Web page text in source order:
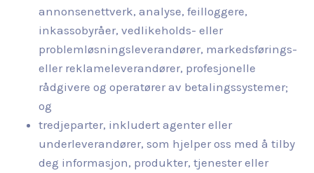
annonsenettverk, analyse, feilloggere,
inkassobyråer, vedlikeholds- eller
problemløsningsleverandører, markedsførings-
eller reklameleverandører, profesjonelle
rådgivere og operatører av betalingssystemer;
og
tredjeparter, inkludert agenter eller
underleverandører, som hjelper oss med å tilby
deg informasjon, produkter, tjenester eller